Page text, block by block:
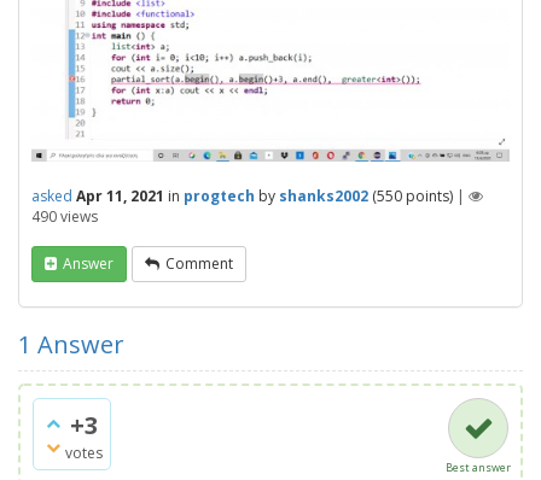
asked Apr 11, 2021 in progtech by shanks2002 (550 points) |
490views
Answer Comment
1 Answer
+3
votes
Best answer